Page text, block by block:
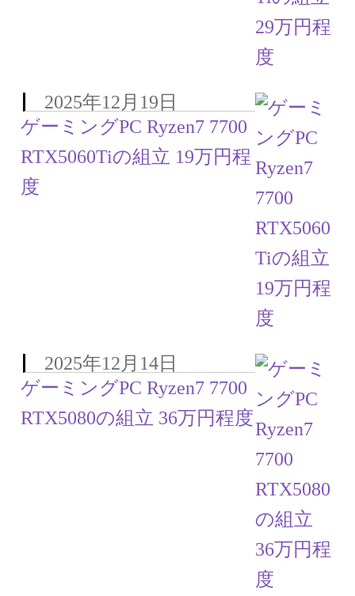
ゲーミングPC Ryzen7 7700
RTX5060Tiの組立 19万円程
度
2025年12月19日
ゲーミングPC Ryzen7 7700
RTX5080の組立 36万円程度
2025年12月14日